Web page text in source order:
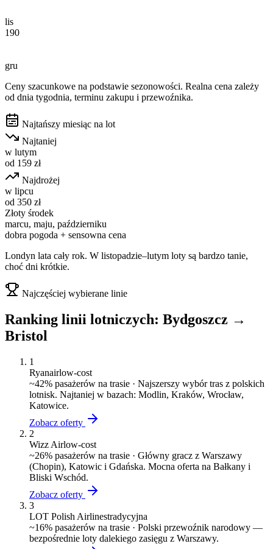
lis
190
gru
Ceny szacunkowe na podstawie sezonowości. Realna cena zależy
od dnia tygodnia, terminu zakupu i przewoźnika.
Najtańszy miesiąc na lot
Najtaniej
w lutym
od 159 zł
Najdrożej
w lipcu
od 350 zł
Złoty środek
marcu, maju, październiku
dobra pogoda + sensowna cena
Londyn lata cały rok. W listopadzie–lutym loty są bardzo tanie,
choć dni krótkie.
Najczęściej wybierane linie
Ranking linii lotniczych: Bydgoszcz →
Bristol
1
Ryanairlow-cost
~42% pasażerów na trasie · Najszerszy wybór tras z polskich
lotnisk. Najtaniej w bazach: Modlin, Kraków, Wrocław,
Katowice.
Zobacz oferty
2
Wizz Airlow-cost
~26% pasażerów na trasie · Główny gracz z Warszawy
(Chopin), Katowic i Gdańska. Mocna oferta na Bałkany i
Bliski Wschód.
Zobacz oferty
3
LOT Polish Airlinestradycyjna
~16% pasażerów na trasie · Polski przewoźnik narodowy —
bezpośrednie loty dalekiego zasięgu z Warszawy.